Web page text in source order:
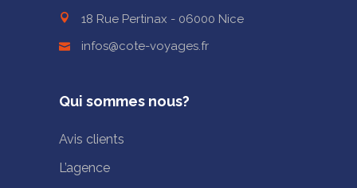
18 Rue Pertinax - 06000 Nice
infos@cote-voyages.fr
Qui sommes nous?
Avis clients
L’agence